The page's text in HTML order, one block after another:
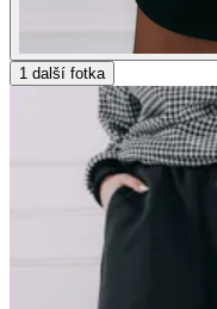
1 další fotka